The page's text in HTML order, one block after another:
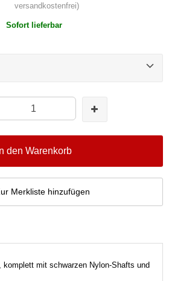
versandkostenfrei)
Sofort lieferbar
In den Warenkorb
Merkliste hinzufügen
komplett mit schwarzen Nylon-Shafts und